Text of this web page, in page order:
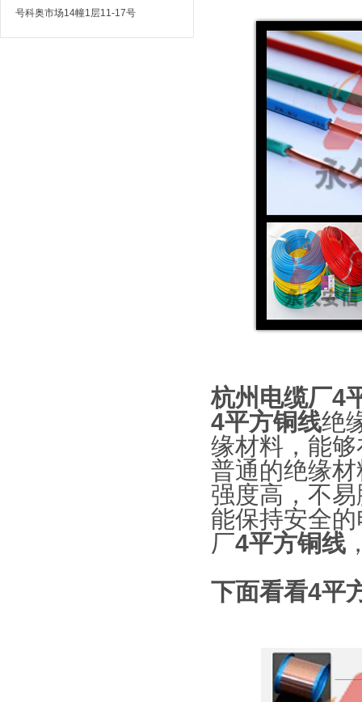
号科奥市场14幢1层11-17号
杭州电缆厂4
4平方铜线绝
缘材料，能
普通的绝缘
强度高，不
能保持安全
厂4平方铜线
下面看看4平